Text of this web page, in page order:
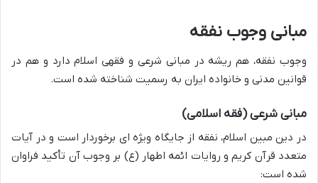
مبانی وجوب نفقه
وجوب نفقه، هم ریشه در مبانی شرعی و فقهی اسلام دارد و هم در
قوانین مدنی و خانواده ایران به رسمیت شناخته شده است.
مبانی شرعی (فقه اسلامی)
در دین مبین اسلام، نفقه از جایگاه ویژه ای برخوردار است و در آیات
متعدد قرآن کریم و روایات ائمه اطهار (ع) بر وجوب آن تأکید فراوان
شده است: